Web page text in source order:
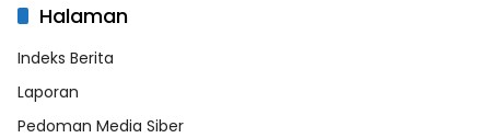
Halaman
Indeks Berita
Laporan
Pedoman Media Siber